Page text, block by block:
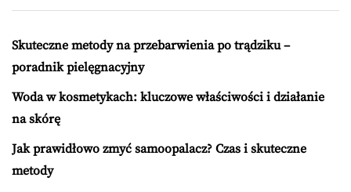
Skuteczne metody na przebarwienia po trądziku –
poradnik pielęgnacyjny
Woda w kosmetykach: kluczowe właściwości i działanie
na skórę
Jak prawidłowo zmyć samoopalacz? Czas i skuteczne
metody